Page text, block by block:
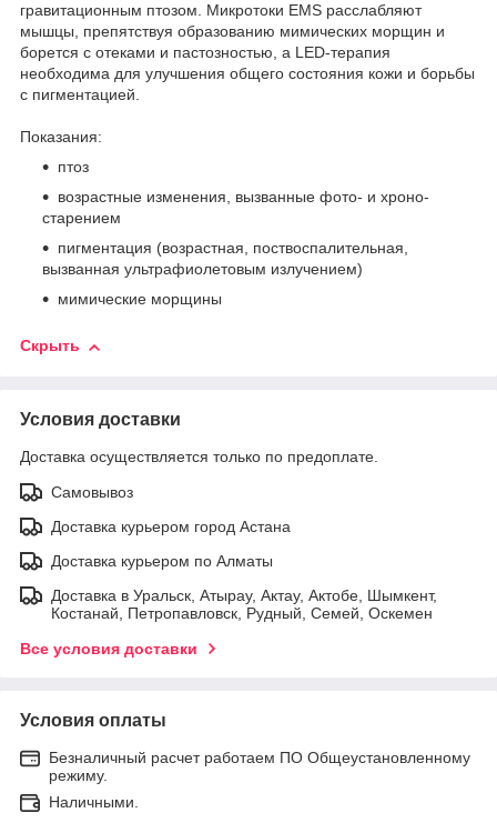
гравитационным птозом. Микротоки EMS расслабляют
мышцы, препятствуя образованию мимических морщин и
борется с отеками и пастозностью, а LED-терапия
необходима для улучшения общего состояния кожи и борьбы
с пигментацией.
Показания:
птоз
возрастные изменения, вызванные фото- и хроно-
старением
пигментация (возрастная, поствоспалительная,
вызванная ультрафиолетовым излучением)
мимические морщины
Скрыть
Условия доставки
Доставка осуществляется только по предоплате.
Самовывоз
Доставка курьером город Астана
Доставка курьером по Алматы
Доставка в Уральск, Атырау, Актау, Актобе, Шымкент,
Костанай, Петропавловск, Рудный, Семей, Оскемен
Все условия доставки
Условия оплаты
Безналичный расчет работаем ПО Общеустановленному
режиму.
Наличными.